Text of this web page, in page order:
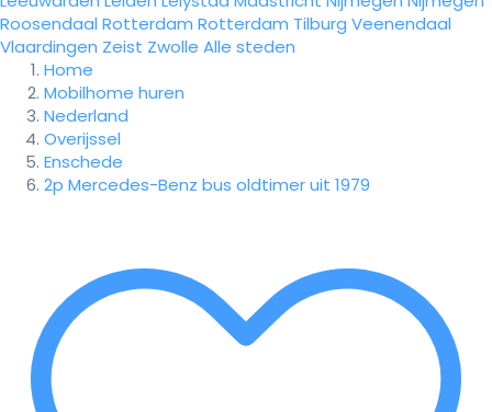
Roosendaal Rotterdam Rotterdam Tilburg Veenendaal
Vlaardingen Zeist Zwolle Alle steden
Home
Mobilhome huren
Nederland
Overijssel
Enschede
2p Mercedes-Benz bus oldtimer uit 1979